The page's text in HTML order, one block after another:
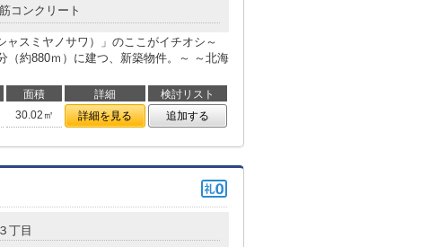
コンクリート
スミヤノサワ）」のここがイチオシ～
（約880ｍ）に建つ、新築物件。～ ～北海
面積 詳細
検討リスト
30.02㎡ 詳細を見る 追加する
丁目